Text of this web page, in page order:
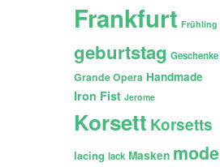
Frankfurt Frühling
geburtstag Geschenke
Grande Opera Handmade
Iron Fist Jerome
Korsett Korsetts
lacing lack Masken mode